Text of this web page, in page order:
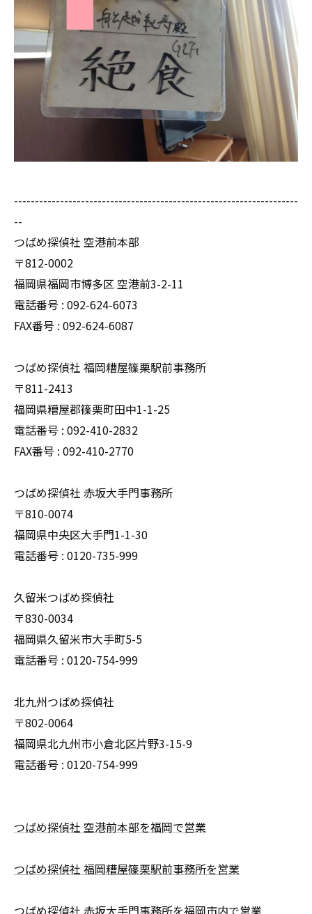
--------------------------------------------------------------------
--
つばめ探偵社 空港前本部
〒812-0002
福岡県福岡市博多区 空港前3-2-11
電話番号 : 092-624-6073
FAX番号 : 092-624-6087
つばめ探偵社 福岡糟屋篠栗駅前事務所
〒811-2413
福岡県糟屋郡篠栗町田中1-1-25
電話番号 : 092-410-2832
FAX番号 : 092-410-2770
つばめ探偵社 赤坂大手門事務所
〒810-0074
福岡県中央区大手門1-1-30
電話番号 : 0120-735-999
久留米つばめ探偵社
〒830-0034
福岡県久留米市大手町5-5
電話番号 : 0120-754-999
北九州つばめ探偵社
〒802-0064
福岡県北九州市小倉北区片野3-15-9
電話番号 : 0120-754-999
つばめ探偵社 空港前本部を福岡で営業
つばめ探偵社 福岡糟屋篠栗駅前事務所を営業
つばめ探偵社 赤坂大手門事務所を福岡市内で営業